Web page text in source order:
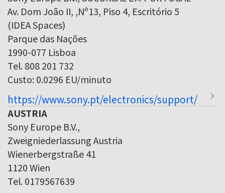
Av. Dom João II, ,Nº13, Piso 4, Escritório 5
(IDEA Spaces)
Parque das Nações
1990-077 Lisboa
Tel. 808 201 732
Custo: 0.0296 EU/minuto
https://www.sony.pt/electronics/support/
AUSTRIA
Sony Europe B.V.,
Zweigniederlassung Austria
Wienerbergstraße 41
1120 Wien
Tel. 0179567639